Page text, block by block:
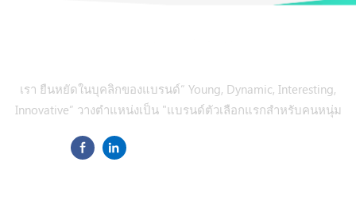
เรา ยืนหยัดในบุคลิกของแบรนด์“ Young, Dynamic, Interesting,
Innovative” วางตำแหน่งเป็น "แบรนด์ตัวเลือกแรกสำหรับคนหนุ่ม